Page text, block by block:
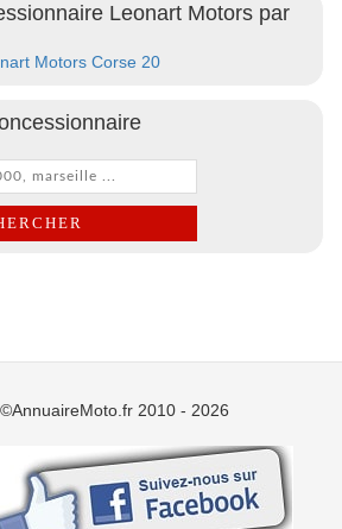
Leonart Motors par
Motors Corse 20
2010 - 2026